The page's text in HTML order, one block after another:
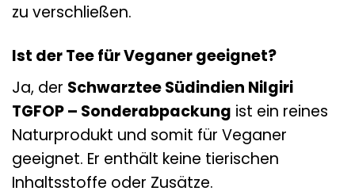
zu verschließen.
Ist der Tee für Veganer geeignet?
Ja, der Schwarztee Südindien Nilgiri
TGFOP – Sonderabpackung ist ein reines
Naturprodukt und somit für Veganer
geeignet. Er enthält keine tierischen
Inhaltsstoffe oder Zusätze.